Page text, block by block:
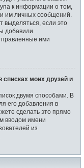
к информации о том,
им личных сообщений.
выделяться, если это
добавили
ими
списках моих друзей и
двумя способами. В
его добавления в
сделать это прямо
вводом имени
из